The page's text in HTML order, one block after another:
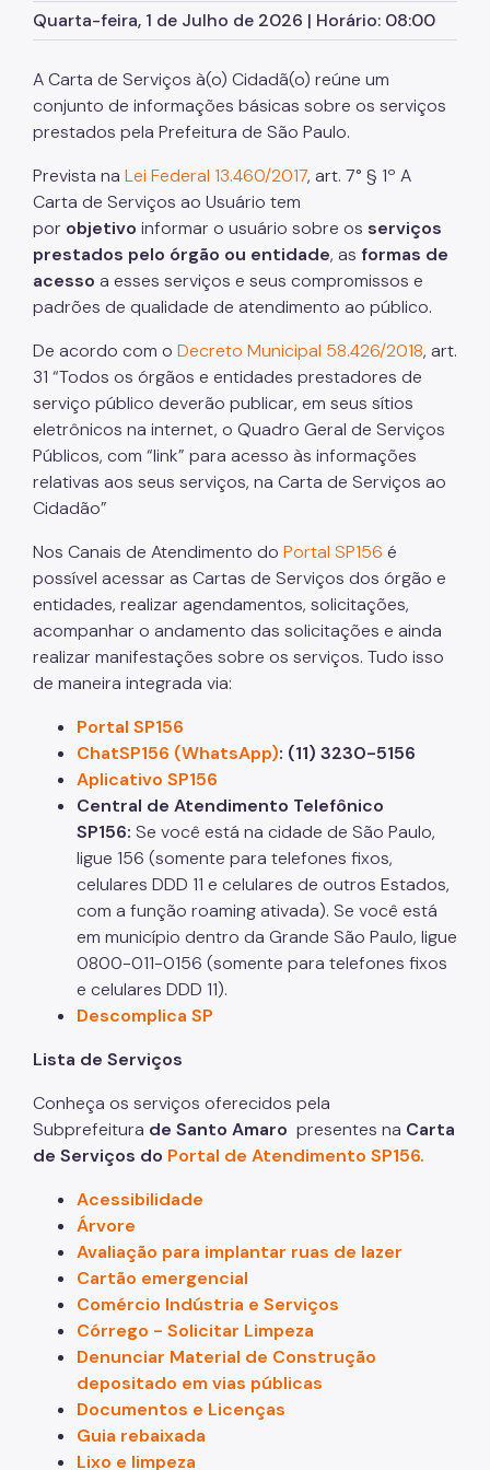
Zeladoria Urbana
Programa de Metas
Quarta-feira, 1 de Julho de 2026 | Horário: 08:00
A Carta de Serviços à(o) Cidadã(o) reúne um
conjunto de informações básicas sobre os serviços
prestados pela Prefeitura de São Paulo.
Prevista na Lei Federal 13.460/2017, art. 7° § 1º A
Carta de Serviços ao Usuário tem
por objetivo informar o usuário sobre os serviços
prestados pelo órgão ou entidade, as formas de
acesso a esses serviços e seus compromissos e
padrões de qualidade de atendimento ao público.
De acordo com o Decreto Municipal 58.426/2018, art.
31 “Todos os órgãos e entidades prestadores de
serviço público deverão publicar, em seus sítios
eletrônicos na internet, o Quadro Geral de Serviços
Públicos, com “link” para acesso às informações
relativas aos seus serviços, na Carta de Serviços ao
Cidadão”
Nos Canais de Atendimento do Portal SP156 é
possível acessar as Cartas de Serviços dos órgão e
entidades, realizar agendamentos, solicitações,
acompanhar o andamento das solicitações e ainda
realizar manifestações sobre os serviços. Tudo isso
de maneira integrada via:
Portal SP156
ChatSP156 (WhatsApp): (11) 3230-5156
Aplicativo SP156
Central de Atendimento Telefônico
SP156: Se você está na cidade de São Paulo,
ligue 156 (somente para telefones fixos,
celulares DDD 11 e celulares de outros Estados,
com a função roaming ativada). Se você está
em município dentro da Grande São Paulo, ligue
0800-011-0156 (somente para telefones fixos
e celulares DDD 11).
Descomplica SP
Lista de Serviços
Conheça os serviços oferecidos pela
Subprefeitura de Santo Amaro presentes na Carta
de Serviços do Portal de Atendimento SP156.
Acessibilidade
Árvore
Avaliação para implantar ruas de lazer
Cartão emergencial
Comércio Indústria e Serviços
Córrego - Solicitar Limpeza
Denunciar Material de Construção
depositado em vias públicas
Documentos e Licenças
Guia rebaixada
Lixo e limpeza